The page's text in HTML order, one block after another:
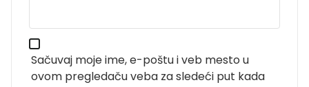
Sačuvaj moje ime, e-poštu i veb mesto u
ovom pregledaču veba za sledeći put kada